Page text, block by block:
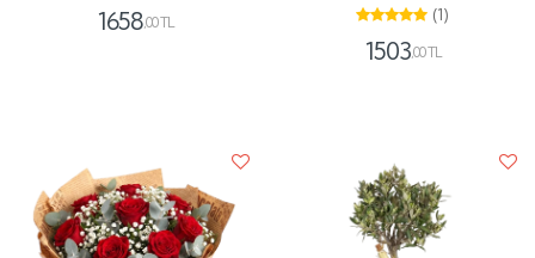
1658,00 TL (1)
1503,00 TL